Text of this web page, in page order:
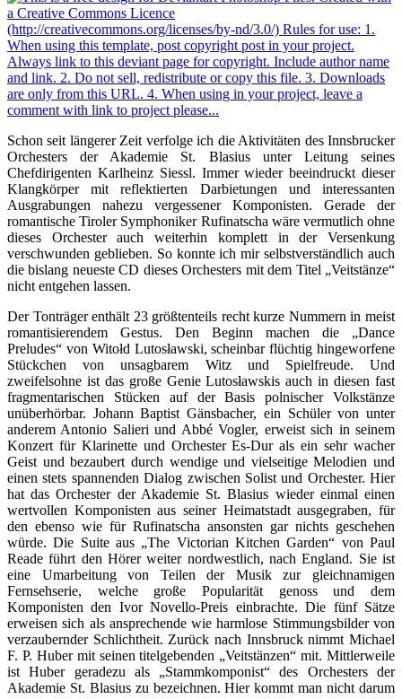
Schon seit längerer Zeit verfolge ich die Aktivitäten des Innsbrucker
Orchesters der Akademie St. Blasius unter Leitung seines
Chefdirigenten Karlheinz Siessl. Immer wieder beeindruckt dieser
Klangkörper mit reflektierten Darbietungen und interessanten
Ausgrabungen nahezu vergessener Komponisten. Gerade der
romantische Tiroler Symphoniker Rufinatscha wäre vermutlich ohne
dieses Orchester auch weiterhin komplett in der Versenkung
verschwunden geblieben. So konnte ich mir selbstverständlich auch
die bislang neueste CD dieses Orchesters mit dem Titel „Veitstänze“
nicht entgehen lassen.
Der Tonträger enthält 23 größtenteils recht kurze Nummern in meist
romantisierendem Gestus. Den Beginn machen die „Dance
Preludes“ von Witołd Lutosławski, scheinbar flüchtig hingeworfene
Stückchen von unsagbarem Witz und Spielfreude. Und
zweifelsohne ist das große Genie Lutosławskis auch in diesen fast
fragmentarischen Stücken auf der Basis polnischer Volkstänze
unüberhörbar. Johann Baptist Gänsbacher, ein Schüler von unter
anderem Antonio Salieri und Abbé Vogler, erweist sich in seinem
Konzert für Klarinette und Orchester Es-Dur als ein sehr wacher
Geist und bezaubert durch wendige und vielseitige Melodien und
einen stets spannenden Dialog zwischen Solist und Orchester. Hier
hat das Orchester der Akademie St. Blasius wieder einmal einen
wertvollen Komponisten aus seiner Heimatstadt ausgegraben, für
den ebenso wie für Rufinatscha ansonsten gar nichts geschehen
würde. Die Suite aus „The Victorian Kitchen Garden“ von Paul
Reade führt den Hörer weiter nordwestlich, nach England. Sie ist
eine Umarbeitung von Teilen der Musik zur gleichnamigen
Fernsehserie, welche große Popularität genoss und dem
Komponisten den Ivor Novello-Preis einbrachte. Die fünf Sätze
erweisen sich als ansprechende wie harmlose Stimmungsbilder von
verzaubernder Schlichtheit. Zurück nach Innsbruck nimmt Michael
F. P. Huber mit seinen titelgebenden „Veitstänzen“ mit. Mittlerweile
ist Huber geradezu als „Stammkomponist“ des Orchesters der
Akademie St. Blasius zu bezeichnen. Hier kommt man nicht darum